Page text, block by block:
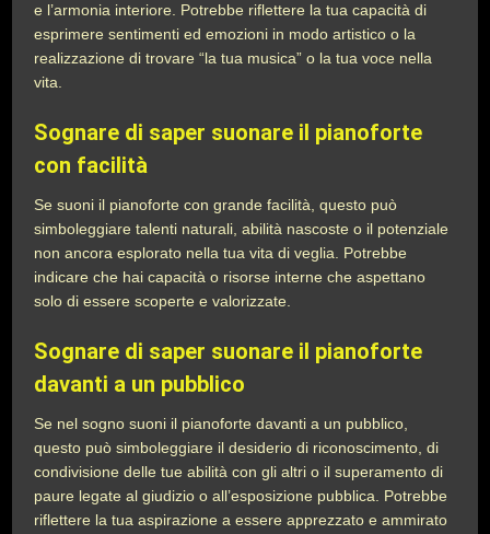
e l’armonia interiore. Potrebbe riflettere la tua capacità di
esprimere sentimenti ed emozioni in modo artistico o la
realizzazione di trovare “la tua musica” o la tua voce nella
vita.
Sognare di saper suonare il pianoforte
con facilità
Se suoni il pianoforte con grande facilità, questo può
simboleggiare talenti naturali, abilità nascoste o il potenziale
non ancora esplorato nella tua vita di veglia. Potrebbe
indicare che hai capacità o risorse interne che aspettano
solo di essere scoperte e valorizzate.
Sognare di saper suonare il pianoforte
davanti a un pubblico
Se nel sogno suoni il pianoforte davanti a un pubblico,
questo può simboleggiare il desiderio di riconoscimento, di
condivisione delle tue abilità con gli altri o il superamento di
paure legate al giudizio o all’esposizione pubblica. Potrebbe
riflettere la tua aspirazione a essere apprezzato e ammirato